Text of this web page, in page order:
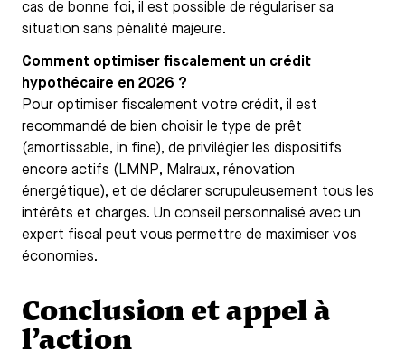
cas de bonne foi, il est possible de régulariser sa
situation sans pénalité majeure.
Comment optimiser fiscalement un crédit
hypothécaire en 2026 ?
Pour optimiser fiscalement votre crédit, il est
recommandé de bien choisir le type de prêt
(amortissable, in fine), de privilégier les dispositifs
encore actifs (LMNP, Malraux, rénovation
énergétique), et de déclarer scrupuleusement tous les
intérêts et charges. Un conseil personnalisé avec un
expert fiscal peut vous permettre de maximiser vos
économies.
Conclusion et appel à
l’action